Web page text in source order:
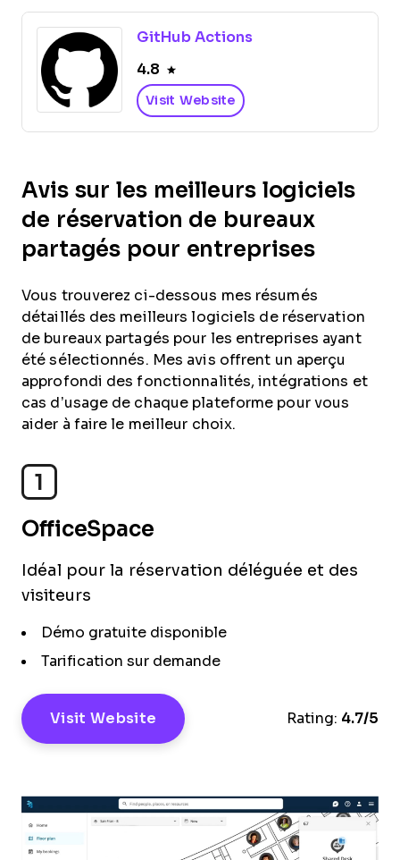
GitHub Actions
4.8
Visit Website
Avis sur les meilleurs logiciels
de réservation de bureaux
partagés pour entreprises
Vous trouverez ci-dessous mes résumés
détaillés des meilleurs logiciels de réservation
de bureaux partagés pour les entreprises ayant
été sélectionnés. Mes avis offrent un aperçu
approfondi des fonctionnalités, intégrations et
cas d’usage de chaque plateforme pour vous
aider à faire le meilleur choix.
1
OfficeSpace
Idéal pour la réservation déléguée et des
visiteurs
Démo gratuite disponible
Tarification sur demande
Visit Website Rating: 4.7/5